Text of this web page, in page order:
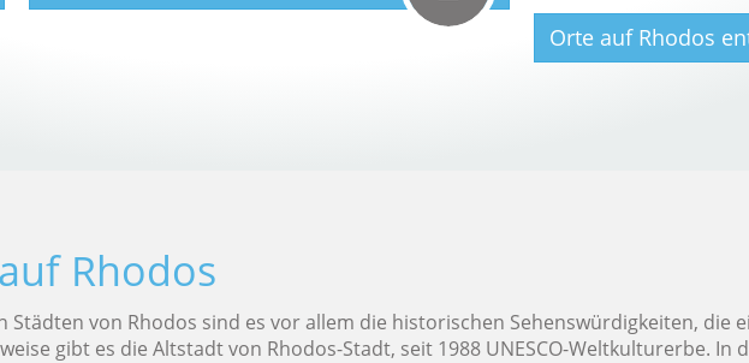
Orte auf Rhodos
Rhodos
Städten von Rhodos sind es vor allem die historischen Sehenswürdigkeiten, die
gibt es die Altstadt von Rhodos-Stadt, seit 1988 UNESCO-Weltkulturerbe.